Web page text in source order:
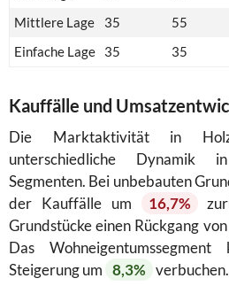
Mittlere Lage
35 55
Einfache Lage
35 35
Kauffälle und
Die Marktaktivität in
unterschiedliche Dynamik
Segmenten. Bei unbebauten
der Kauffälle um
16,7%
Grundstücke einen Rückgang von
Das
Steigerung um 8,3% verbuchen.